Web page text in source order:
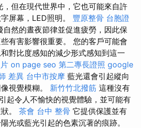
，但在現代世界中，它也可能來自許
屏幕，LED照明。 豐原整骨 台胞證
自然的晝夜節律並促進疲勞，因此保
有害影響很重要。 您的客戶可能會
對比度感知的減少形式感知到這一
on page seo 第二專長證照 google
差異 台中市按摩 藍光還會引起縱向
視覺模糊。 新竹竹北撥筋 這種沒有
起令人不愉快的視覺體驗，並可能有
。 茶會 台中 整骨 它提供保護並有
光或藍光引起的色素沉著的痕跡。